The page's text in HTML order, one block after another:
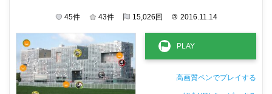
45件 43件 15,026 回 © 2016.11.14
高画質ペンでプレイする